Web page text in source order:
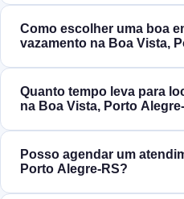
Como escolher uma boa
vazamento na Boa Vista,
Quanto tempo leva para
na Boa Vista, Porto
Posso agendar um
Porto Alegre‑RS?